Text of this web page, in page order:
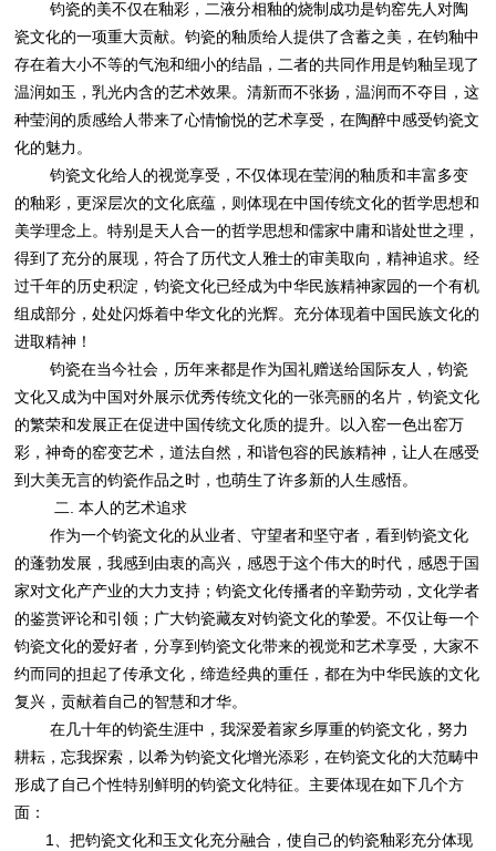
钧瓷的美不仅在釉彩，二液分相釉的烧制成功是钧窑先人对陶
瓷文化的一项重大贡献。钧瓷的釉质给人提供了含蓄之美，在钧釉中
存在着大小不等的气泡和细小的结晶，二者的共同作用是钧釉呈现了
温润如玉，乳光内含的艺术效果。清新而不张扬，温润而不夺目，这
种莹润的质感给人带来了心情愉悦的艺术享受，在陶醉中感受钧瓷文
化的魅力。
钧瓷文化给人的视觉享受，不仅体现在莹润的釉质和丰富多变
的釉彩，更深层次的文化底蕴，则体现在中国传统文化的哲学思想和
美学理念上。特别是天人合一的哲学思想和儒家中庸和谐处世之理，
得到了充分的展现，符合了历代文人雅士的审美取向，精神追求。经
过千年的历史积淀，钧瓷文化已经成为中华民族精神家园的一个有机
组成部分，处处闪烁着中华文化的光辉。充分体现着中国民族文化的
进取精神！
钧瓷在当今社会，历年来都是作为国礼赠送给国际友人，钧瓷
文化又成为中国对外展示优秀传统文化的一张亮丽的名片，钧瓷文化
的繁荣和发展正在促进中国传统文化质的提升。以入窑一色出窑万
彩，神奇的窑变艺术，道法自然，和谐包容的民族精神，让人在感受
到大美无言的钧瓷作品之时，也萌生了许多新的人生感悟。
二. 本人的艺术追求
作为一个钧瓷文化的从业者、守望者和坚守者，看到钧瓷文化
的蓬勃发展，我感到由衷的高兴，感恩于这个伟大的时代，感恩于国
家对文化产产业的大力支持；钧瓷文化传播者的辛勤劳动，文化学者
的鉴赏评论和引领；广大钧瓷藏友对钧瓷文化的挚爱。不仅让每一个
钧瓷文化的爱好者，分享到钧瓷文化带来的视觉和艺术享受，大家不
约而同的担起了传承文化，缔造经典的重任，都在为中华民族的文化
复兴，贡献着自己的智慧和才华。
在几十年的钧瓷生涯中，我深爱着家乡厚重的钧瓷文化，努力
耕耘，忘我探索，以希为钧瓷文化增光添彩，在钧瓷文化的大范畴中
形成了自己个性特别鲜明的钧瓷文化特征。主要体现在如下几个方
面：
1、把钧瓷文化和玉文化充分融合，使自己的钧瓷釉彩充分体现